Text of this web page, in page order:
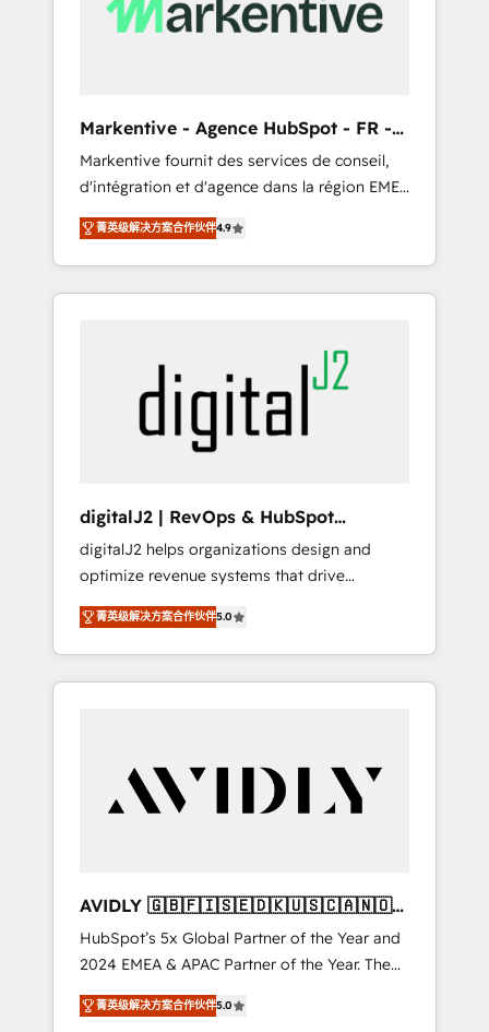
client's are too busy to learn the ins-and-outs
of HubSpot. We give you a Personal
know what you don't know'
recommendations to maximize conversions!
OTF is an Elite Partner (top 1% of 6,500+
Partners) and was named 2023 HubSpot
Partner of the Year 💥 Trusted by 2,500+
companies to help them scale and close
more business, by using HubSpot (the right
www.onthefuze.com/hubspot-admin Contact
us to learn more!
Markentive - Agence HubSpot - FR -
EN
Markentive fournit des services de conseil,
d'intégration et d'agence dans la région EMEA
et North America. Avec plus de 115 experts en
marketing automation, Growth, Revops, CRM
et webdesign. Markentive is both a
consulting firm, a digital agency and an
webdesign (We focus on EMEA - USA
customers).
菁英级解决方案合作伙伴4.9
digitalJ2 | RevOps & HubSpot
Implementations
digitalJ2 helps organizations design and
optimize revenue systems that drive
scalable, predictable growth. As a triple-
accredited HubSpot Solutions Partner, we
specialize in both strategic RevOps planning
and hands-on technical execution - building
Services - Managed IT (MSP) - Franchises -
Professional Services - And more! How we
Custom integrations and workflow
automation ✔️ User adoption programs,
training, and enablement Through project-
based engagements and ongoing RevOps
partnerships, we guide organizations through
菁英级解决方案合作伙伴5.0
AVIDLY 🇬🇧🇫🇮🇸🇪🇩🇰🇺🇸🇨🇦🇳🇴
🇩🇪🇦🇺🇳🇿
HubSpot’s 5x Global Partner of the Year and
2024 EMEA & APAC Partner of the Year. The
world’s most experienced and fully
accredited HubSpot Solutions Partner. 🚀
菁英级解决方案合作伙伴5.0